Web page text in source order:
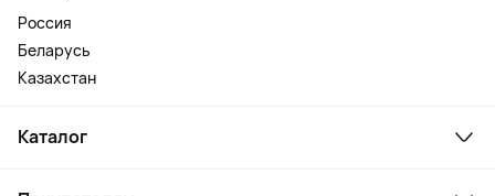
Россия
Беларусь
Казахстан
Каталог